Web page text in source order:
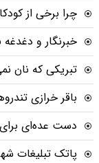
چرا برخی از
خبرنگار و دغدغه
تبریکی که نان
باقر خرازی
دست عده‌ای
پاتک تبلیغات